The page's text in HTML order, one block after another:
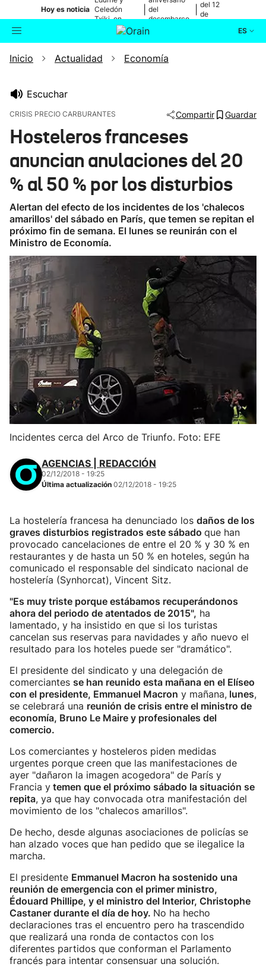
Hoy es noticia Celedón
Txiki, en
directo
del
desembarco
de Elkano
del 12
de
ES
Buscador Actualidad
Ikusmiran
Eguraldia
Inicio Actualidad Economía
Escuchar
CRISIS PRECIO CARBURANTES Compartir Guardar
Hosteleros franceses
anuncian anulaciones del 20
% al 50 % por los disturbios
Alertan del efecto de los incidentes de los 'chalecos
amarillos' del sábado en París, que temen se repitan el
próximo fin de semana. El lunes se reunirán con el
Ministro de Economía.
Incidentes cerca del Arco de Triunfo. Foto: EFE
AGENCIAS | REDACCIÓN
02/12/2018 - 19:25
Última actualización 02/12/2018 - 19:25
La hostelería francesa ha denunciado los daños de los
graves disturbios registrados este sábado que han
provocado cancelaciones de entre el 20 % y 30 % en
restaurantes y de hasta un 50 % en hoteles, según ha
comunicado el responsable del sindicato nacional de
hostelería (Synhorcat), Vincent Sitz.
"Es muy triste porque estábamos recuperándonos
ahora del periodo de atentados de 2015", ha
lamentado, y ha insistido en que si los turistas
cancelan sus reservas para navidades y año nuevo el
resultado para los hoteles puede ser "dramático".
El presidente del sindicato y una delegación de
comerciantes se han reunido esta mañana en el Elíseo
con el presidente, Emmanuel Macron y mañana, lunes,
se celebrará una reunión de crisis entre el ministro de
economía, Bruno Le Maire y profesionales del
comercio.
Los comerciantes y hosteleros piden medidas
urgentes porque creen que las manifestaciones de
ayer "dañaron la imagen acogedora" de París y
Francia y temen que el próximo sábado la situación se
repita, ya que hay convocada otra manifestación del
movimiento de los "chalecos amarillos".
De hecho, desde algunas asociaciones de policías se
han alzado voces que han pedido que se ilegalice la
marcha.
El presidente Emmanuel Macron ha sostenido una
reunión de emergencia con el primer ministro,
Édouard Phillipe, y el ministro del Interior, Christophe
Castaner durante el día de hoy. No ha hecho
declaraciones tras el encuentro pero ha trascendido
que realizará una ronda de contactos con los
diferentes partidos que conforman el Parlamento
francés para intentar consensuar una solución.